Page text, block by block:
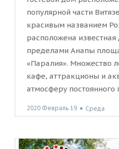
популярной части
красивым названием
расположена известная
пределами Анапы
«Паралия». Множество
кафе, аттракционы и
атмосферу постоянного
2020 Февраль 19 ● Среда